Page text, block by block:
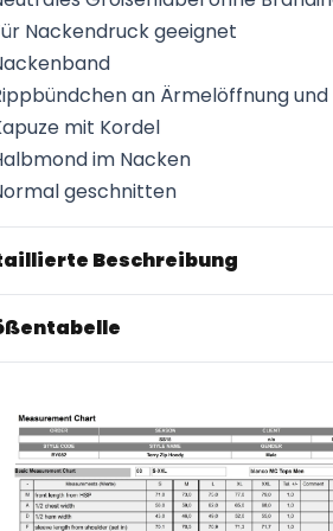
Nackendruck geeignet
an Ärmelöffnung und
mit Kordel
im Nacken
geschnitten
Beschreibung